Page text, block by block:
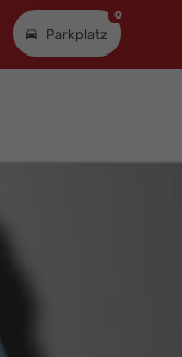
Parkplatz
0